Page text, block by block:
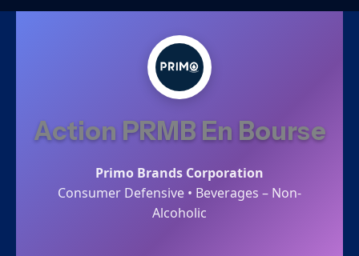
Action PRMB En Bourse
Primo Brands Corporation
Consumer Defensive • Beverages – Non-
Alcoholic